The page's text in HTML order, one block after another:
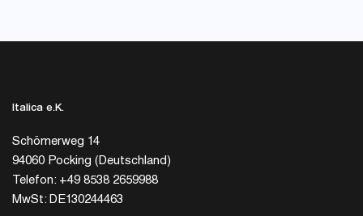
Italica e.K.
Schömerweg 14
94060 Pocking (Deutschland)
Telefon: +49 8538 2659988
MwSt: DE130244463